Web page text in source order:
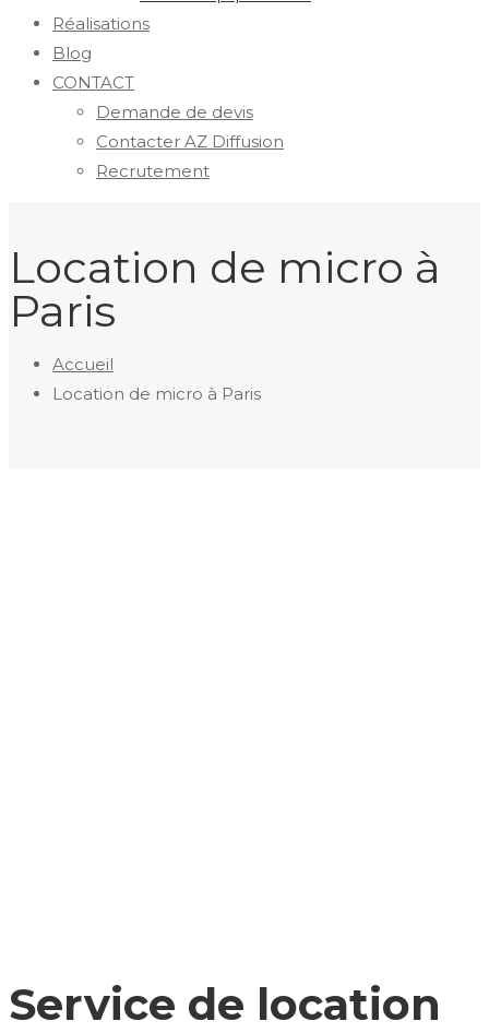
Réalisations
Blog
CONTACT
Demande de devis
Contacter AZ Diffusion
Recrutement
Location de micro à
Paris
Accueil
Location de micro à Paris
Service de location